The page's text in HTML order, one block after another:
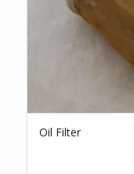
Oil Filter